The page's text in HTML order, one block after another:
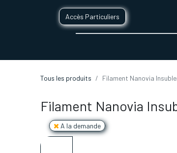
Accès Particuliers
Tous les produits Filament Nanovia
Filament Nanovia
A la demande